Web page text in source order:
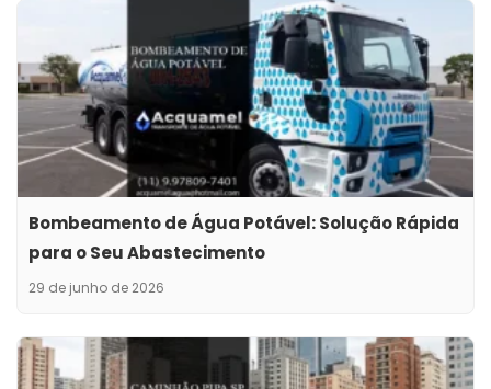
Bombeamento de Água Potável: Solução Rápida
para o Seu Abastecimento
29 de junho de 2026